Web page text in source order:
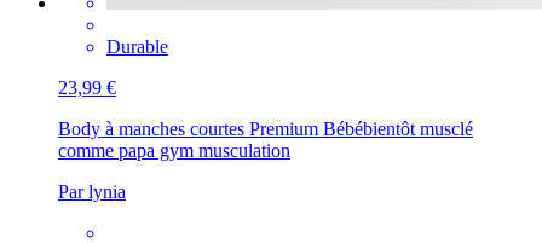
Durable
23,99 €
Body à manches courtes Premium Bébébientôt musclé
comme papa gym musculation
Par lynia